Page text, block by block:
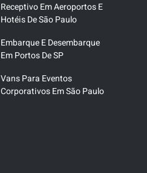
Receptivo Em Aeroportos E
Hotéis De São Paulo
Embarque E Desembarque
Em Portos De SP
Vans Para Eventos
Corporativos Em São Paulo